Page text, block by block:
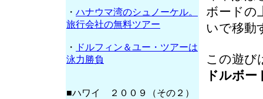
ボードの
いで移動
この遊び
ドルボー
・ ハナウマ湾のシュノーケル。
旅行会社の無料ツアー
・
ドルフィン＆ユー・ツアーは
泳力勝負
■ハワイ ２００９（その２）